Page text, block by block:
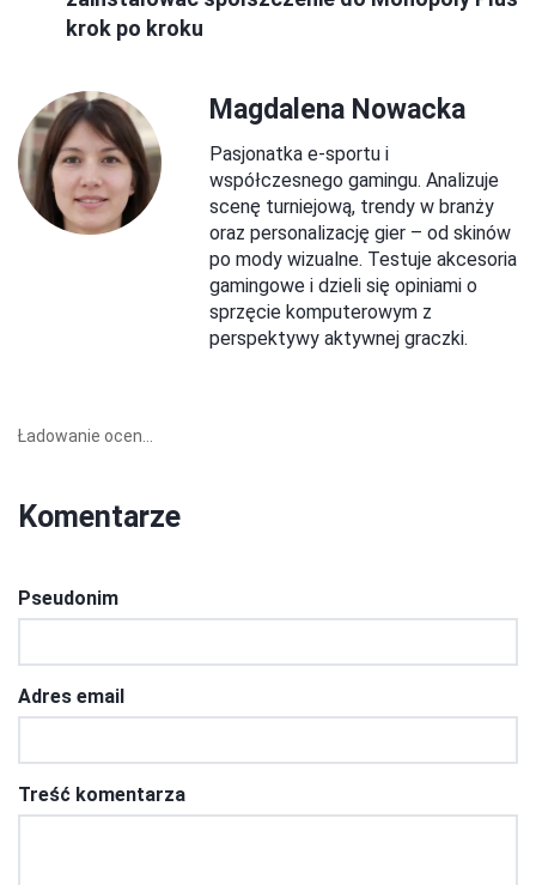
krok po kroku
Magdalena Nowacka
Pasjonatka e-sportu i
współczesnego gamingu. Analizuje
scenę turniejową, trendy w branży
oraz personalizację gier – od skinów
po mody wizualne. Testuje akcesoria
gamingowe i dzieli się opiniami o
sprzęcie komputerowym z
perspektywy aktywnej graczki.
Ładowanie ocen...
Komentarze
Pseudonim
Adres email
Treść komentarza